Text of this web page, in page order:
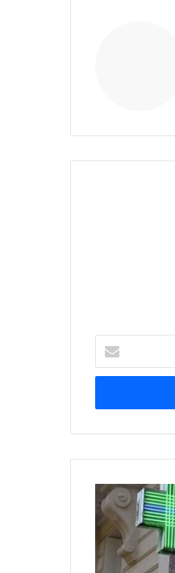
t
e
o
d
r